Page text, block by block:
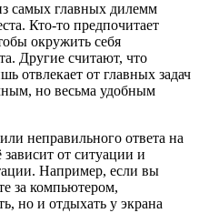
самых главных дилемм
Кто-то предпочитает
окружить себя
Другие считают, что
отвлекает от главных задач
но весьма удобным
неправильного ответа на
от ситуации и
Например, если вы
за компьютером,
но и отдыхать у экрана